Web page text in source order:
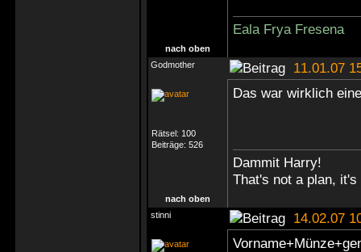
Eala Frya Fresena
nach oben
Godmother
11.01.07
Rätsel: 100
Beiträge: 526
Das war wirklich
Dammit Harry!
That's not a plan, it's
nach oben
stinni
14.02.07